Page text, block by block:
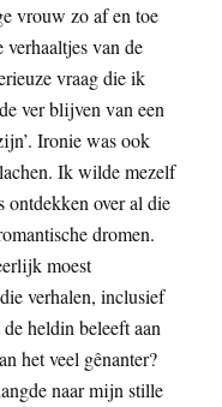
vrouw zo af en toe
van de
vraag die ik
ver blijven van een
Ironie was ook
Ik wilde mezelf
ontdekken over al die
dromen.
moest
verhalen, inclusief
heldin beleeft aan
het veel gênanter?
naar mijn stille